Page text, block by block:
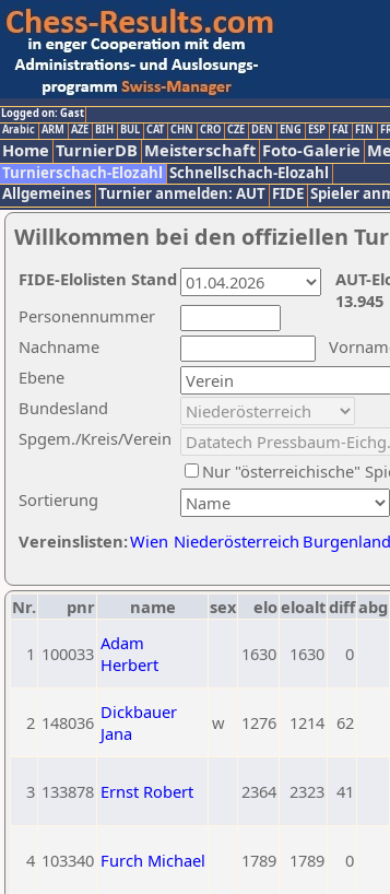
Logged on: Gast
Arabic ARM AZE BIH BUL CAT CHN CRO CZE DEN ENG ESP FAI FIN
Home TurnierDB Meisterschaft Foto-Galerie
Turnierschach-Elozahl Schnellschach-Elozahl
Allgemeines Turnier anmelden: AUT FIDE Spieler
Willkommen bei den offiziellen
Nachname
Ebene
Sortierung
Personennummer
Bundesland
Spgem./Kreis/Verein
Nur "österreichische"
Vereinslisten:Wien Niederösterreich Burgenland
AUT-
13.945
FIDE-Elolisten Stand
Nr. pnr name sex eloeloaltdiffabg
1 100033 Adam
Herbert
1630 1630 0
2 148036 Dickbauer
Jana
w 1276 1214 62
3 133878 Ernst Robert 2364 2323 41
4 103340 Furch Michael 1789 1789 0